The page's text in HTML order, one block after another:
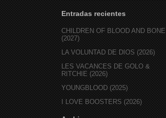
Entradas recientes
CHILDREN OF BLOOD AND BONE
(2027)
LA VOLUNTAD DE DIOS (2026)
LES VACANCES DE GOLO &
RITCHIE (2026)
YOUNGBLOOD (2025)
I LOVE BOOSTERS (2026)